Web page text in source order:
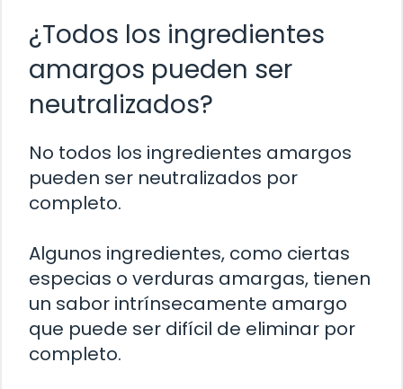
¿Todos los ingredientes
amargos pueden ser
neutralizados?
No todos los ingredientes amargos
pueden ser neutralizados por
completo.
Algunos ingredientes, como ciertas
especias o verduras amargas, tienen
un sabor intrínsecamente amargo
que puede ser difícil de eliminar por
completo.